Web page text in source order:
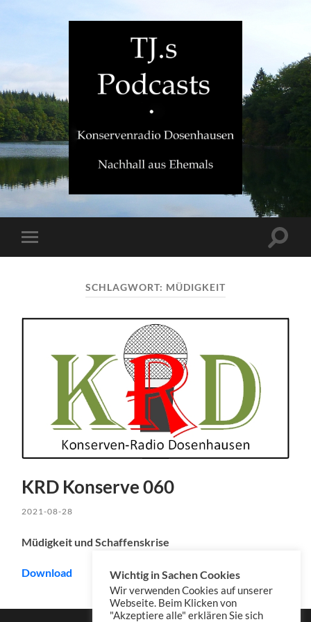
TJ.s
Mobile-
Menü
SCHLAGWORT: MÜDIGKEIT
KRD Konserve 060
2021-08-28
Müdigkeit und Schaffenskrise
Download Wichtig in Sachen Cookies
Wir verwenden Cookies auf unserer
Webseite. Beim Klicken von
"Akzeptiere alle" erklären Sie sich